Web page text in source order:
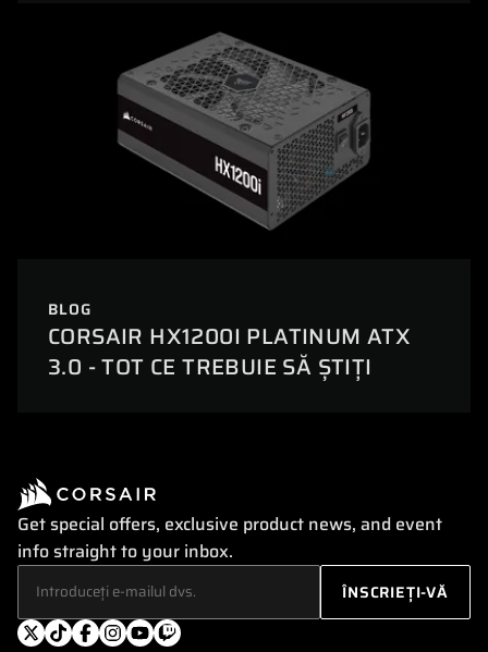
BLOG
CORSAIR HX1200I PLATINUM ATX
3.0 - TOT CE TREBUIE SĂ ȘTIȚI
Get special offers, exclusive product news, and event
info straight to your inbox.